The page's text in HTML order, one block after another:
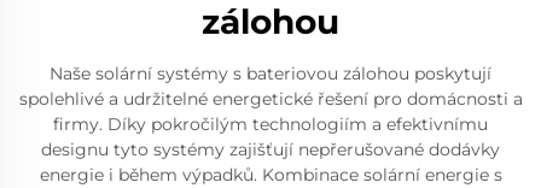
zálohou
Naše solární systémy s bateriovou zálohou poskytují
spolehlivé a udržitelné energetické řešení pro domácnosti a
firmy. Díky pokročilým technologiím a efektivnímu
designu tyto systémy zajišťují nepřerušované dodávky
energie i během výpadků. Kombinace solární energie s